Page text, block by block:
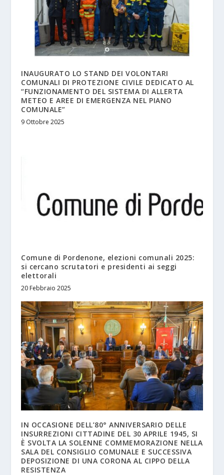
INAUGURATO LO STAND DEI VOLONTARI
COMUNALI DI PROTEZIONE CIVILE DEDICATO AL
“FUNZIONAMENTO DEL SISTEMA DI ALLERTA
METEO E AREE DI EMERGENZA NEL PIANO
COMUNALE”
9 Ottobre 2025
Comune di Pordenone, elezioni comunali 2025:
si cercano scrutatori e presidenti ai seggi
elettorali
20 Febbraio 2025
IN OCCASIONE DELL’80° ANNIVERSARIO DELLE
INSURREZIONI CITTADINE DEL 30 APRILE 1945, SI
È SVOLTA LA SOLENNE COMMEMORAZIONE NELLA
SALA DEL CONSIGLIO COMUNALE E SUCCESSIVA
DEPOSIZIONE DI UNA CORONA AL CIPPO DELLA
RESISTENZA